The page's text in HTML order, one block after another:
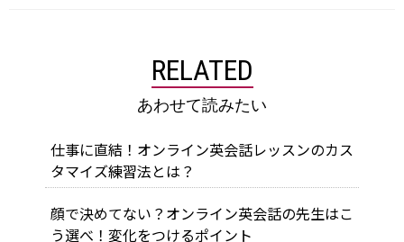
RELATED
あわせて読みたい
仕事に直結！オンライン英会話レッスンのカス
タマイズ練習法とは？
顔で決めてない？オンライン英会話の先生はこ
う選べ！変化をつけるポイント